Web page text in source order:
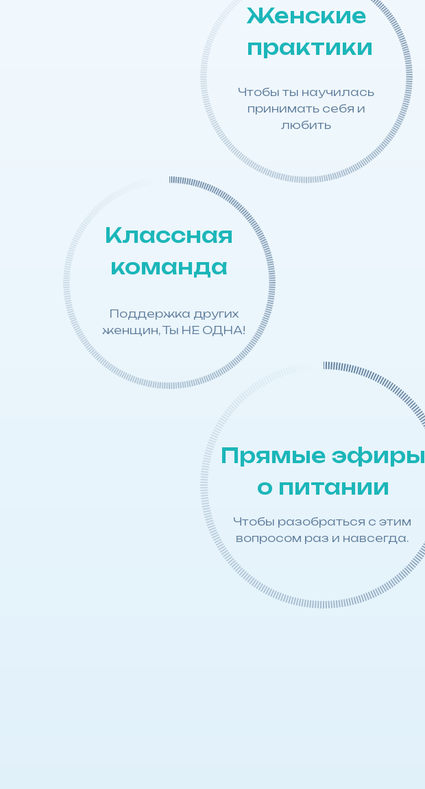
Женские
практики
Чтобы ты научилась
принимать себя и
любить
Классная
команда
Поддержка других
женщин, Ты НЕ ОДНА!
Прямые эфиры
о питании
Чтобы разобраться с этим
вопросом раз и навсегда.